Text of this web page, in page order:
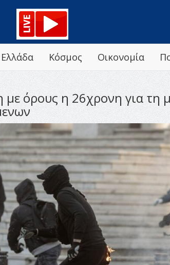
Ελλάδα Κόσμος Οικονομία
με όρους η 26χρονη για